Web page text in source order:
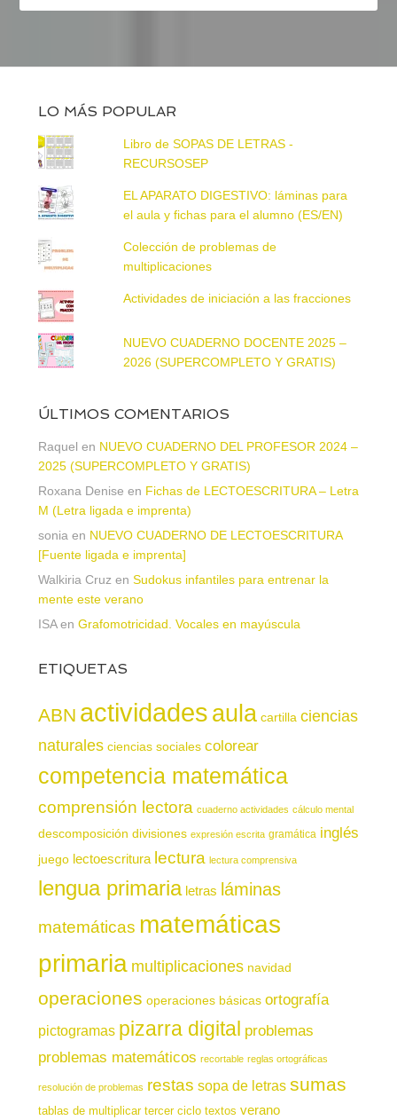
LO MÁS POPULAR
Libro de SOPAS DE LETRAS -
RECURSOSEP
EL APARATO DIGESTIVO: láminas para
el aula y fichas para el alumno (ES/EN)
Colección de problemas de
multiplicaciones
Actividades de iniciación a las fracciones
NUEVO CUADERNO DOCENTE 2025 –
2026 (SUPERCOMPLETO Y GRATIS)
ÚLTIMOS COMENTARIOS
Raquel en NUEVO CUADERNO DEL PROFESOR 2024 –
2025 (SUPERCOMPLETO Y GRATIS)
Roxana Denise en Fichas de LECTOESCRITURA – Letra
M (Letra ligada e imprenta)
sonia en NUEVO CUADERNO DE LECTOESCRITURA
[Fuente ligada e imprenta]
Walkiria Cruz en Sudokus infantiles para entrenar la
mente este verano
ISAen Grafomotricidad. Vocales en mayúscula
ETIQUETAS
ABN actividadesaula cartilla ciencias
naturales ciencias sociales colorear
competencia matemática
comprensión lectora cuaderno actividades cálculo mental
descomposición divisiones expresión escrita gramática inglés
juego lectoescritura lectura lectura comprensiva
lengua primaria letras láminas
matemáticas matemáticas
primaria multiplicaciones navidad
operaciones operaciones básicas ortografía
pictogramas pizarra digital problemas
problemas matemáticos recortable reglas ortográficas
resolución de problemas restas sopa de letras sumas
tablas de multiplicar tercer ciclo textos verano